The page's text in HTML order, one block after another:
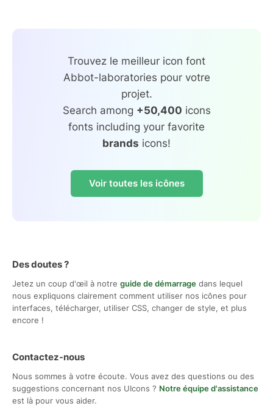
Trouvez le meilleur icon font
Abbot-laboratories pour votre
projet.
Search among +50,400 icons
fonts including your favorite
brands icons!
Voir toutes les icônes
Des doutes ?
Jetez un coup d'œil à notre guide de démarrage dans lequel
nous expliquons clairement comment utiliser nos icônes pour
interfaces, télécharger, utiliser CSS, changer de style, et plus
encore !
Contactez-nous
Nous sommes à votre écoute. Vous avez des questions ou des
suggestions concernant nos UIcons ? Notre équipe d'assistance
est là pour vous aider.